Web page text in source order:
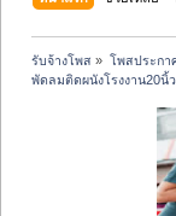
รับจ้างโพส » โพสประก
พัดลมติดผนังโรงงาน20นิ้